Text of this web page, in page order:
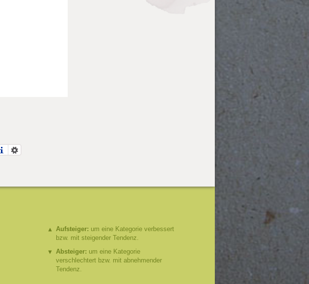
Aufsteiger: um eine Kategorie verbessert
bzw. mit steigender Tendenz.
Absteiger: um eine Kategorie
verschlechtert bzw. mit abnehmender
Tendenz.